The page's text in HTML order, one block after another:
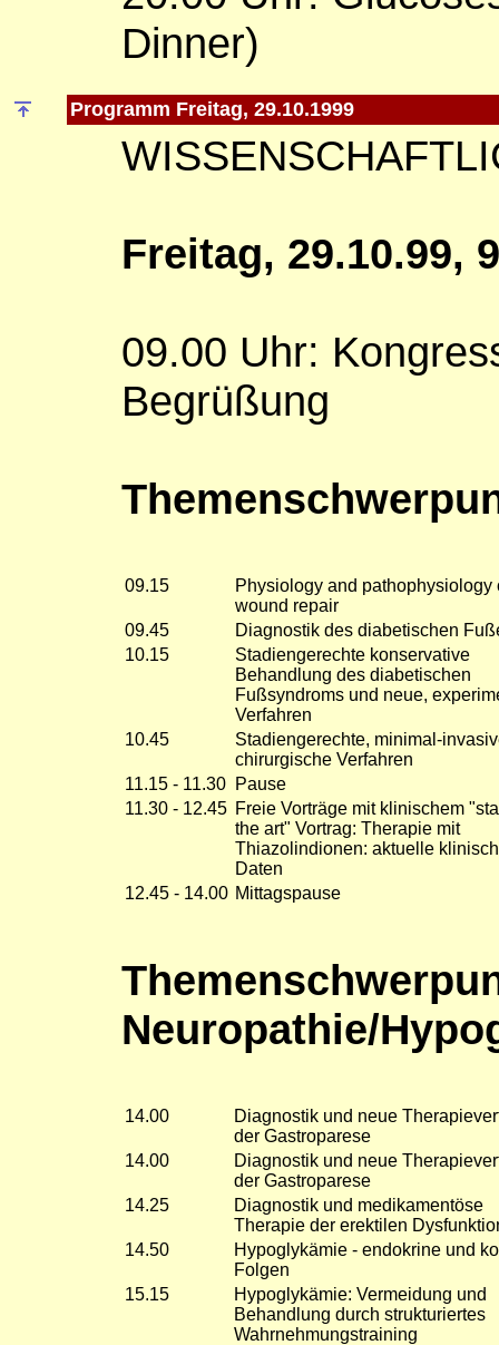
Dinner)
Programm Freitag, 29.10.1999
Freitag, 29.10.99,
09.00 Uhr:
Begrüßung
09.15
Physiology and pathophysiology
wound repair
09.45
Diagnostik des diabetischen
10.15
Stadiengerechte konservative
Behandlung des diabetischen
Fußsyndroms und neue,
Verfahren
10.45
Stadiengerechte, minimal-
chirurgische Verfahren
11.15 - 11.30 Pause
11.30 - 12.45 Freie Vorträge mit klinischem
the art" Vortrag: Therapie mit
Thiazolindionen: aktuelle
Daten
12.45 - 14.00 Mittagspause
Neuropathie/
14.00
Diagnostik und neue
der Gastroparese
14.00
Diagnostik und neue
der Gastroparese
14.25
Diagnostik und medikamentöse
Therapie der erektilen
14.50
Hypoglykämie - endokrine und
Folgen
15.15
Hypoglykämie: Vermeidung und
Behandlung durch strukturiertes
Wahrnehmungstraining